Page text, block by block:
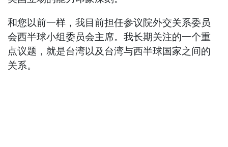
和您以前一样，我目前担任参议院外交关系委员
会西半球小组委员会主席。我长期关注的一个重
点议题，就是台湾以及台湾与西半球国家之间的
关系。